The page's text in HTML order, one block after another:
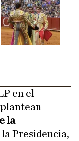
en el
la
Presidencia,